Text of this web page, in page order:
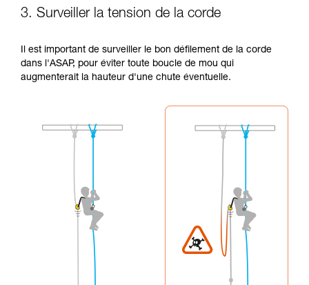
3. Surveiller la tension de la corde
Il est important de surveiller le bon défilement de la corde
dans l'ASAP, pour éviter toute boucle de mou qui
augmenterait la hauteur d'une chute éventuelle.